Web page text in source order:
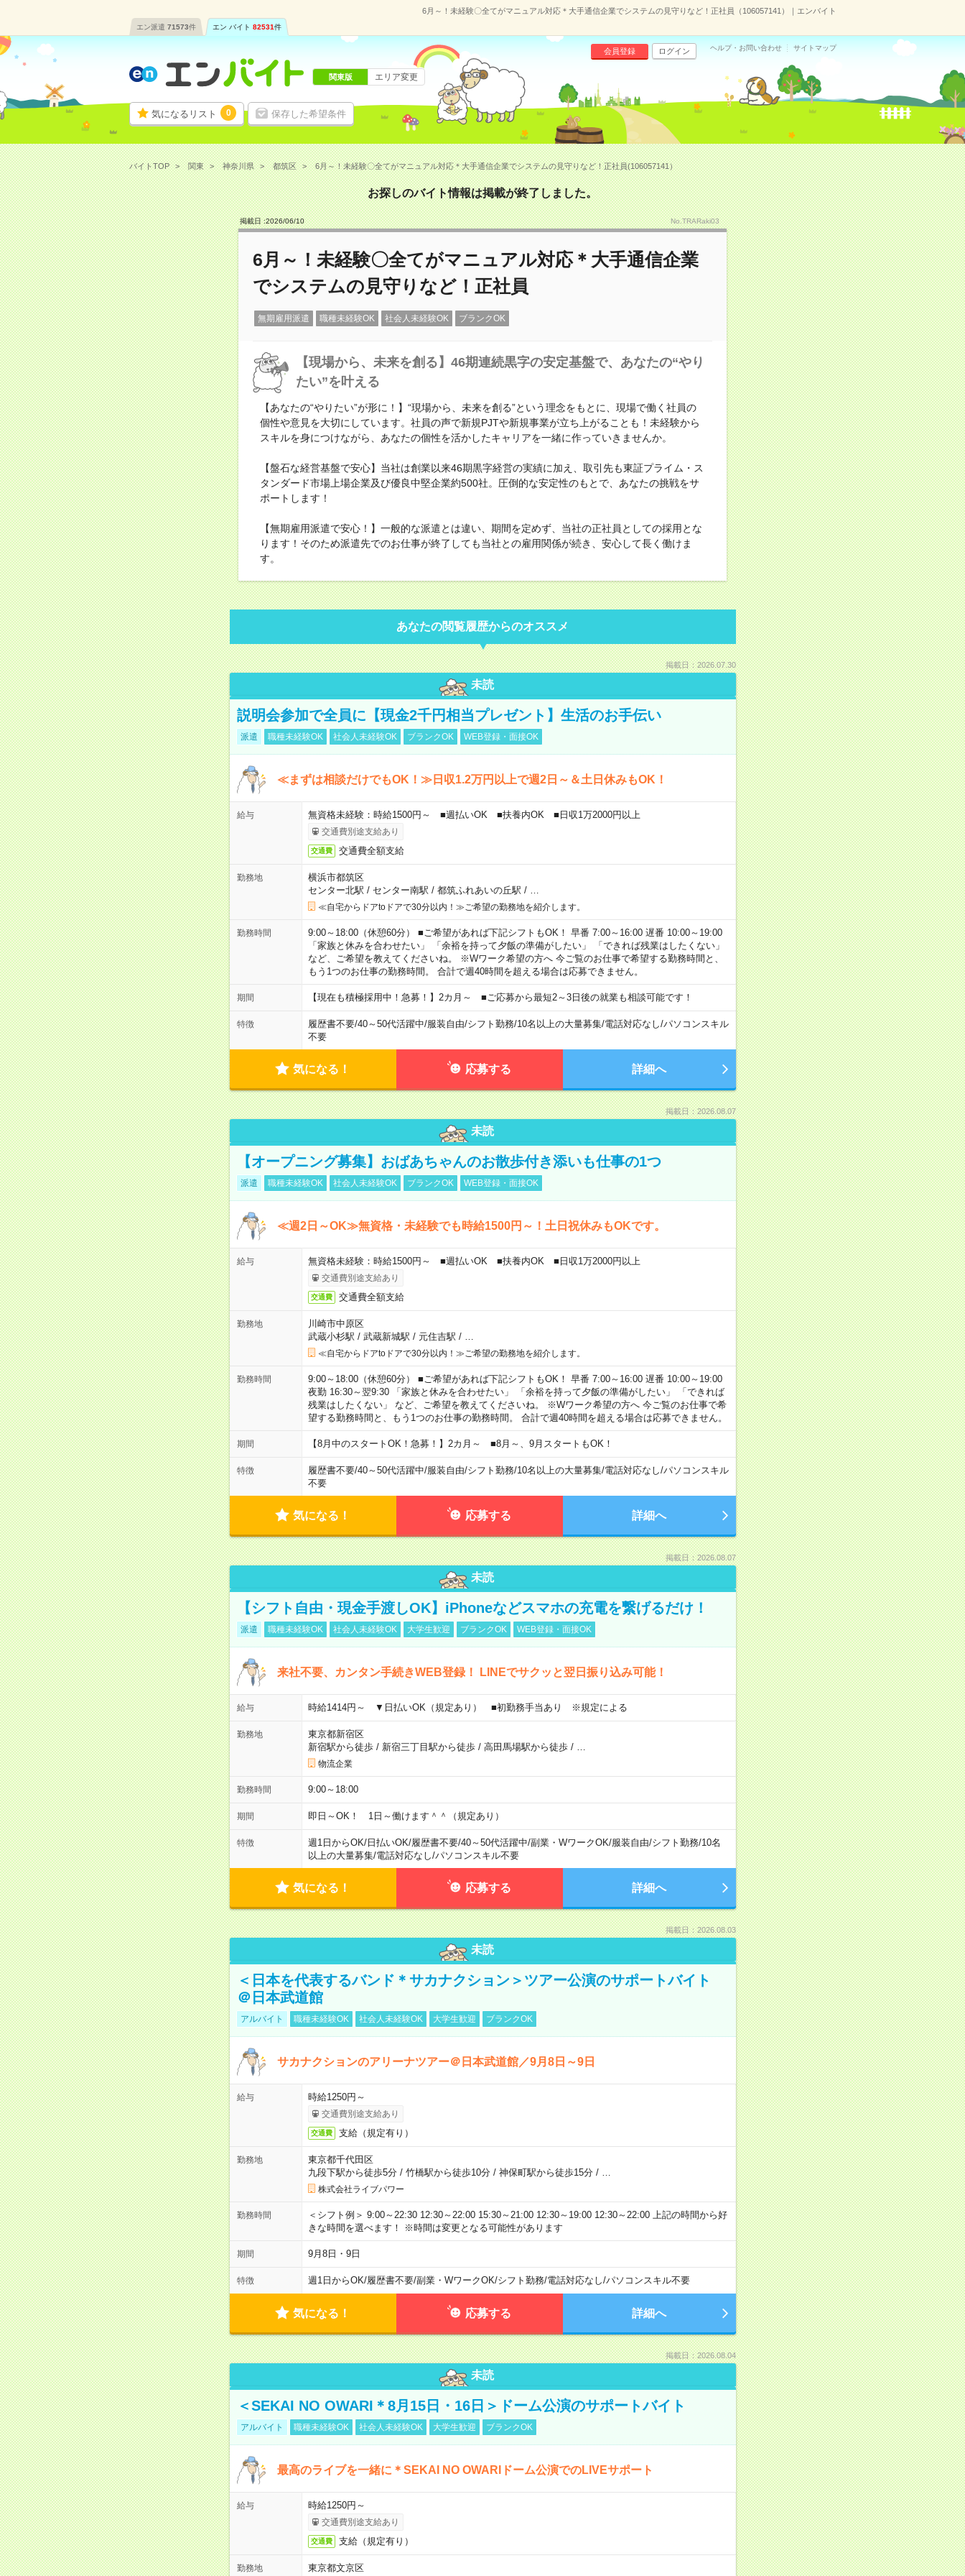
6月～！未経験〇全てがマニュアル対応＊大手通信企業でシステムの見守りなど！正社員（106057141）｜エンバイト
エン派遣 71573件 エン バイト 82531件
気になるリスト 0 保存した希望条件
会員登録 ログイン ヘルプ・お問い合わせ サイトマップ
関東版 エリア変更
バイトTOP 関東 神奈川県 都筑区 6月～！未経験〇全てがマニュアル対応＊大手通信企業でシステムの見守りなど！正社員(106057141）
お探しのバイト情報は掲載が終了しました。
掲載日 :2026/06/10 No.TRARaki03
6月～！未経験〇全てがマニュアル対応＊大手通信企業
でシステムの見守りなど！正社員
無期雇用派遣 職種未経験OK 社会人未経験OK ブランクOK
【現場から、未来を創る】46期連続黒字の安定基盤で、あなたの“やり
たい”を叶える
【あなたの“やりたい”が形に！】“現場から、未来を創る”という理念をもとに、現場で働く社員の
個性や意見を大切にしています。社員の声で新規PJTや新規事業が立ち上がることも！未経験から
スキルを身につけながら、あなたの個性を活かしたキャリアを一緒に作っていきませんか。
【盤石な経営基盤で安心】当社は創業以来46期黒字経営の実績に加え、取引先も東証プライム・ス
タンダード市場上場企業及び優良中堅企業約500社。圧倒的な安定性のもとで、あなたの挑戦をサ
ポートします！
【無期雇用派遣で安心！】一般的な派遣とは違い、期間を定めず、当社の正社員としての採用とな
ります！そのため派遣先でのお仕事が終了しても当社との雇用関係が続き、安心して長く働けま
す。
あなたの閲覧履歴からのオススメ
掲載日：2026.07.30
未読
説明会参加で全員に【現金2千円相当プレゼント】生活のお手伝い
派遣 職種未経験OK 社会人未経験OK ブランクOK WEB登録・面接OK
≪まずは相談だけでもOK！≫日収1.2万円以上で週2日～＆土日休みもOK！
給与 無資格未経験：時給1500円～ ■週払いOK ■扶養内OK ■日収1万2000円以上
交通費別途支給あり
交通費 交通費全額支給
勤務地
横浜市都筑区
センター北駅 / センター南駅 / 都筑ふれあいの丘駅 /
≪自宅からドアtoドアで30分以内！≫ご希望の勤務地を紹介します。
勤務時間
9:00～18:00（休憩60分） ■ご希望があれば下記シフトもOK！ 早番 7:00～16:00 遅番 10:00～19:00
「家族と休みを合わせたい」 「余裕を持って夕飯の準備がしたい」 「できれば残業はしたくない」
など、ご希望を教えてくださいね。 ※Wワーク希望の方へ 今ご覧のお仕事で希望する勤務時間と、
もう1つのお仕事の勤務時間。 合計で週40時間を超える場合は応募できません。
期間 【現在も積極採用中！急募！】2カ月～ ■ご応募から最短2～3日後の就業も相談可能です！
特徴 履歴書不要/40～50代活躍中/服装自由/シフト勤務/10名以上の大量募集/電話対応なし/パソコンスキル
不要
気になる！ 応募する 詳細へ
掲載日：2026.08.07
未読
【オープニング募集】おばあちゃんのお散歩付き添いも仕事の1つ
派遣 職種未経験OK 社会人未経験OK ブランクOK WEB登録・面接OK
≪週2日～OK≫無資格・未経験でも時給1500円～！土日祝休みもOKです。
給与 無資格未経験：時給1500円～ ■週払いOK ■扶養内OK ■日収1万2000円以上
交通費別途支給あり
交通費 交通費全額支給
勤務地
川崎市中原区
武蔵小杉駅 / 武蔵新城駅 / 元住吉駅 /
≪自宅からドアtoドアで30分以内！≫ご希望の勤務地を紹介します。
勤務時間
9:00～18:00（休憩60分） ■ご希望があれば下記シフトもOK！ 早番 7:00～16:00 遅番 10:00～19:00
夜勤 16:30～翌9:30 「家族と休みを合わせたい」 「余裕を持って夕飯の準備がしたい」 「できれば
残業はしたくない」 など、ご希望を教えてくださいね。 ※Wワーク希望の方へ 今ご覧のお仕事で希
望する勤務時間と、もう1つのお仕事の勤務時間。 合計で週40時間を超える場合は応募できません。
期間 【8月中のスタートOK！急募！】2カ月～ ■8月～、9月スタートもOK！
特徴 履歴書不要/40～50代活躍中/服装自由/シフト勤務/10名以上の大量募集/電話対応なし/パソコンスキル
不要
気になる！ 応募する 詳細へ
掲載日：2026.08.07
未読
【シフト自由・現金手渡しOK】iPhoneなどスマホの充電を繋げるだけ！
派遣 職種未経験OK 社会人未経験OK 大学生歓迎 ブランクOK WEB登録・面接OK
来社不要、カンタン手続きWEB登録！ LINEでサクッと翌日振り込み可能！
給与 時給1414円～ ▼日払いOK（規定あり） ■初勤務手当あり ※規定による
勤務地
東京都新宿区
新宿駅から徒歩/ 新宿三丁目駅から徒歩/ 高田馬場駅から徒歩/
物流企業
勤務時間 9:00～18:00
期間 即日～OK！ 1日～働けます＾＾（規定あり）
特徴 週1日からOK/日払いOK/履歴書不要/40～50代活躍中/副業・WワークOK/服装自由/シフト勤務/10名
以上の大量募集/電話対応なし/パソコンスキル不要
気になる！ 応募する 詳細へ
掲載日：2026.08.03
未読
＜日本を代表するバンド＊サカナクション＞ツアー公演のサポートバイト
＠日本武道館
アルバイト 職種未経験OK 社会人未経験OK 大学生歓迎 ブランクOK
サカナクションのアリーナツアー＠日本武道館／9月8日～9日
給与 時給1250円～
交通費別途支給あり
交通費 支給（規定有り）
勤務地
東京都千代田区
九段下駅から徒歩5分/ 竹橋駅から徒歩10分/ 神保町駅から徒歩15分/
株式会社ライブパワー
勤務時間
＜シフト例＞ 9:00～22:30 12:30～22:00 15:30～21:00 12:30～19:00 12:30～22:00 上記の時間から好
きな時間を選べます！ ※時間は変更となる可能性があります
期間 9月8日・9日
特徴 週1日からOK/履歴書不要/副業・WワークOK/シフト勤務/電話対応なし/パソコンスキル不要
気になる！ 応募する 詳細へ
掲載日：2026.08.04
未読
＜SEKAI NO OWARI＊8月15日・16日＞ドーム公演のサポートバイト
アルバイト 職種未経験OK 社会人未経験OK 大学生歓迎 ブランクOK
最高のライブを一緒に＊SEKAI NO OWARIドーム公演でのLIVEサポート
給与 時給1250円～
交通費別途支給あり
交通費 支給（規定有り）
勤務地
東京都文京区